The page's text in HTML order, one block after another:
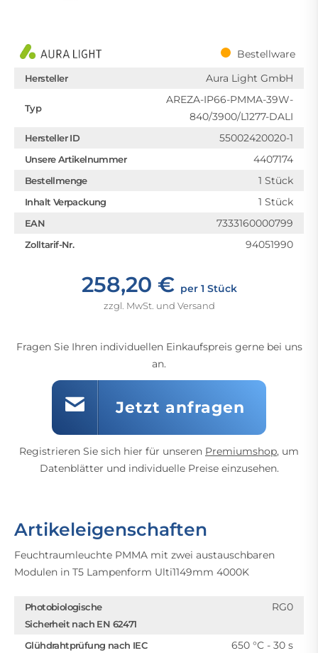
Bestellware
Hersteller Aura Light GmbH
Typ
AREZA-IP66-PMMA-39W-
840/3900/L1277-DALI
Hersteller ID 55002420020-1
Unsere Artikelnummer 4407174
Bestellmenge 1 Stück
Inhalt Verpackung 1 Stück
EAN 7333160000799
Zolltarif-Nr. 94051990
258,20 € per 1 Stück
zzgl. MwSt. und Versand
Fragen Sie Ihren individuellen Einkaufspreis gerne bei uns
an.
Jetzt anfragen
Registrieren Sie sich hier für unseren Premiumshop, um
Datenblätter und individuelle Preise einzusehen.
Artikeleigenschaften
Feuchtraumleuchte PMMA mit zwei austauschbaren
Modulen in T5 Lampenform Ulti1149mm 4000K
Photobiologische
Sicherheit nach EN 62471
RG0
Glühdrahtprüfung nach IEC
650 °C - 30 s